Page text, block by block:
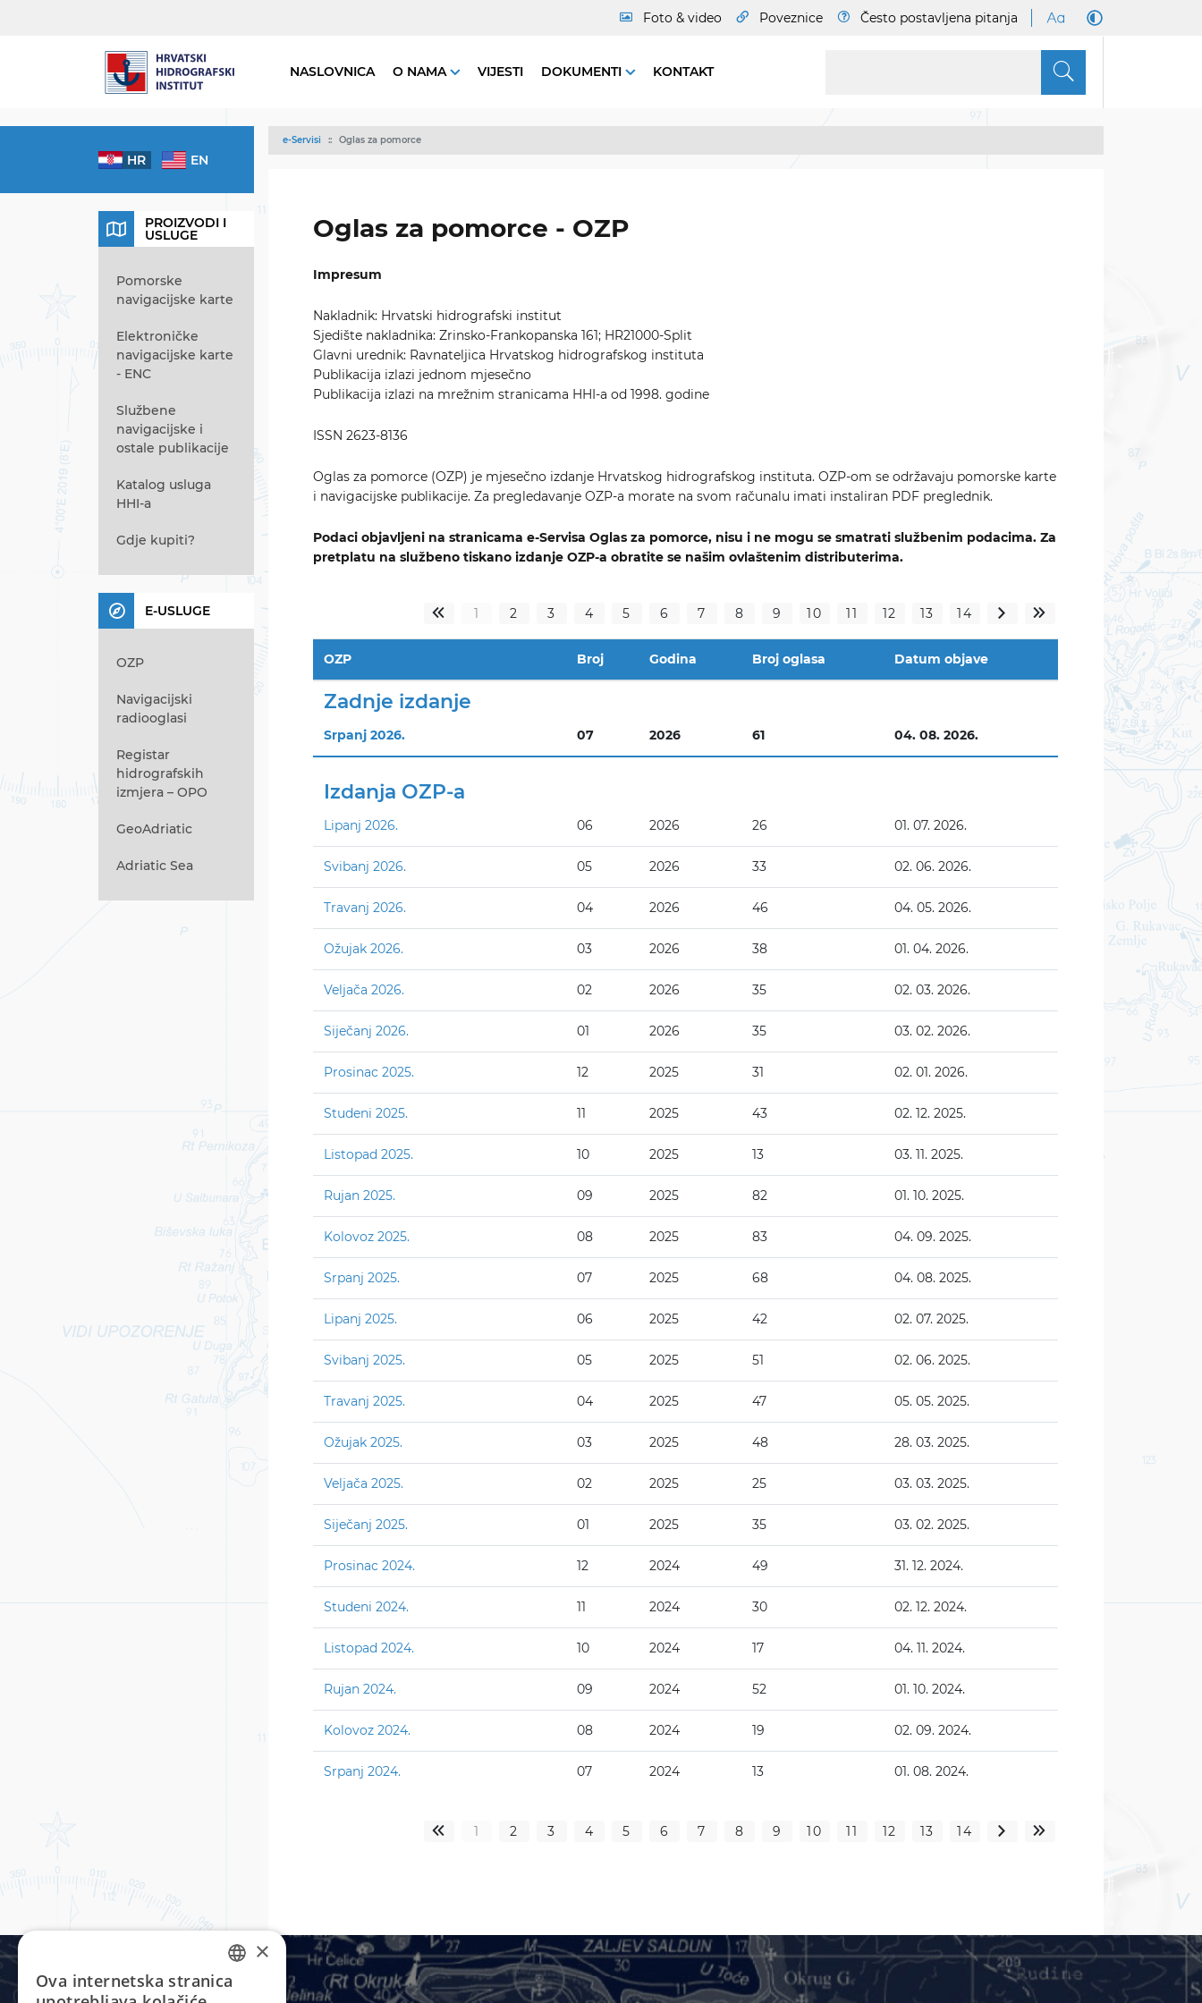
Foto & video Poveznice Često postavljena pitanja
NASLOVNICA O NAMA VIJESTI DOKUMENTI KONTAKT S
EN
HR
PROIZVODI I
USLUGE
Pomorske
navigacijske karte
Elektroničke
navigacijske karte
- ENC
Službene
navigacijske i
ostale publikacije
Katalog usluga
HHI-a
Gdje kupiti?
E-USLUGE
OZP
Navigacijski
radiooglasi
Registar
hidrografskih
izmjera – OPO
GeoAdriatic
Adriatic Sea
e-Servisi Oglas za pomorce
Oglas za pomorce - OZP
Impresum
Nakladnik: Hrvatski hidrografski institut
Sjedište nakladnika: Zrinsko-Frankopanska 161; HR21000-Split
Glavni urednik: Ravnateljica Hrvatskog hidrografskog instituta
Publikacija izlazi jednom mjesečno
Publikacija izlazi na mrežnim stranicama HHI-a od 1998. godine
ISSN 2623-8136
Oglas za pomorce (OZP) je mjesečno izdanje Hrvatskog hidrografskog instituta. OZP-om se održavaju pomorske karte
i navigacijske publikacije. Za pregledavanje OZP-a morate na svom računalu imati instaliran PDF preglednik.
Podaci objavljeni na stranicama e-Servisa Oglas za pomorce, nisu i ne mogu se smatrati službenim podacima. Za
pretplatu na službeno tiskano izdanje OZP-a obratite se našim ovlaštenim distributerima.
« 1 2 3 4 5 6 7 8 9 10 11 12 13 14 > »
OZP Broj Godina Broj oglasa Datum objave
Zadnje izdanje
Srpanj 2026. 07 2026 61 04. 08. 2026.
Izdanja OZP-a
Lipanj 2026. 06 2026 26 01. 07. 2026.
Svibanj 2026. 05 2026 33 02. 06. 2026.
Travanj 2026. 04 2026 46 04. 05. 2026.
Ožujak 2026. 03 2026 38 01. 04. 2026.
Veljača 2026. 02 2026 35 02. 03. 2026.
Siječanj 2026. 01 2026 35 03. 02. 2026.
Prosinac 2025. 12 2025 31 02. 01. 2026.
Studeni 2025. 11 2025 43 02. 12. 2025.
Listopad 2025. 10 2025 13 03. 11. 2025.
Rujan 2025. 09 2025 82 01. 10. 2025.
Kolovoz 2025. 08 2025 83 04. 09. 2025.
Srpanj 2025. 07 2025 68 04. 08. 2025.
Lipanj 2025. 06 2025 42 02. 07. 2025.
Svibanj 2025. 05 2025 51 02. 06. 2025.
Travanj 2025. 04 2025 47 05. 05. 2025.
Ožujak 2025. 03 2025 48 28. 03. 2025.
Veljača 2025. 02 2025 25 03. 03. 2025.
Siječanj 2025. 01 2025 35 03. 02. 2025.
Prosinac 2024. 12 2024 49 31. 12. 2024.
Studeni 2024. 11 2024 30 02. 12. 2024.
Listopad 2024. 10 2024 17 04. 11. 2024.
Rujan 2024. 09 2024 52 01. 10. 2024.
Kolovoz 2024. 08 2024 19 02. 09. 2024.
Srpanj 2024. 07 2024 13 01. 08. 2024.
« 1 2 3 4 5 6 7 8 9 10 11 12 13 14 > »
CROATIAN
×
Ova internetska stranica